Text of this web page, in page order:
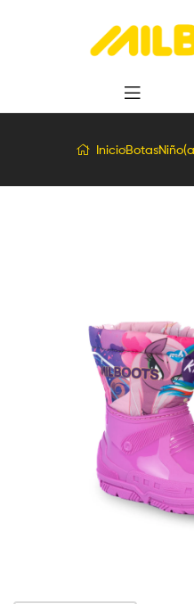
InicioBotas